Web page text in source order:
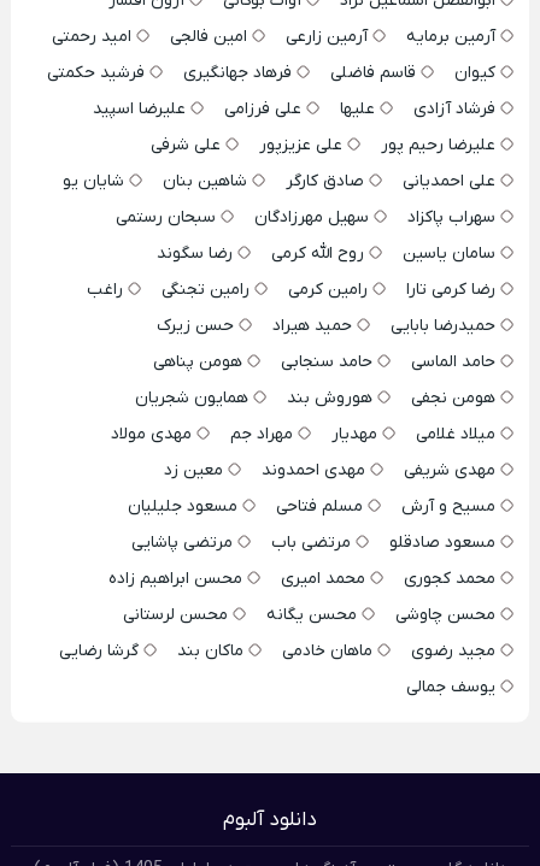
آرمین برمایه
آرمین زارعی امین فالجی
امید رحمتی
کیوان
قاسم فاضلی فرهاد جهانگیری
فرشید حکمتی
فرشاد آزادی
علیها علی فرزامی
علیرضا اسپید
علیرضا رحیم پور
علی عزیزپور
علی شرفی
علی احمدیانی
صادق کارگر شاهین بنان
شایان یو
سهراب پاکزاد
سهیل مهرزادگان
سبحان رستمی
سامان یاسین
روح الله کرمی
رضا سگوند
رضا کرمی تارا
رامین کرمی رامین تجنگی
راغب
حمیدرضا بابایی
حمید هیراد
حسن زیرک
حامد الماسی
حامد سنجابی
هومن پناهی
هومن نجفی
هوروش بند
همایون شجریان
میلاد غلامی
مهدیار مهراد جم
مهدی مولاد
مهدی شریفی
مهدی احمدوند
معین زد
مسیح و آرش
مسلم فتاحی
مسعود جلیلیان
مسعود صادقلو
مرتضی باب
مرتضی پاشایی
محمد کجوری
محمد امیری
محسن ابراهیم زاده
محسن چاوشی
محسن یگانه
محسن لرستانی
مجید رضوی
ماهان خادمی ماکان بند
گرشا رضایی
یوسف جمالی
دانلود آلبوم